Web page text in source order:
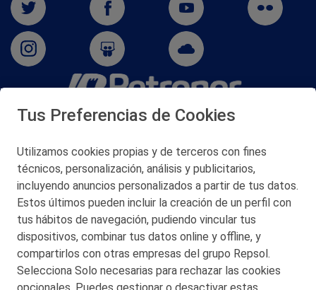
San Martín 5-Edificio Muñatones,
© 2026 Petronor S.A.
CONTACTO
MAPA WEB
Tus Preferencias de Cookies
Utilizamos cookies propias y de terceros con fines
técnicos, personalización, análisis y publicitarios,
incluyendo anuncios personalizados a partir de tus datos.
Estos últimos pueden incluir la creación de un perfil con
tus hábitos de navegación, pudiendo vincular tus
dispositivos, combinar tus datos online y offline, y
compartirlos con otras empresas del grupo Repsol.
Selecciona Solo necesarias para rechazar las cookies